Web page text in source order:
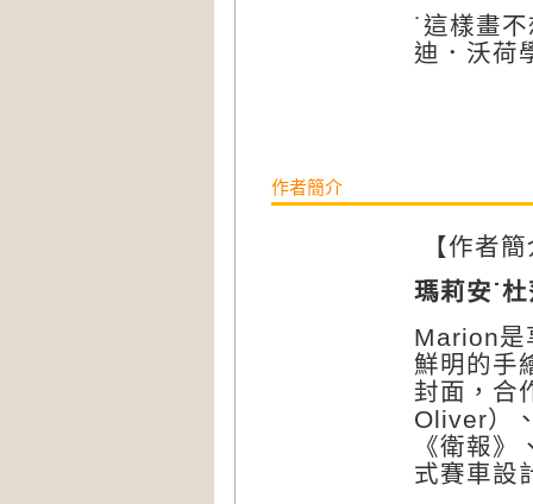
˙這樣畫
迪．沃荷
作者簡介
【作者
瑪莉安˙
Marion是
鮮明的手
封面，合
Oliver）
《衛報
式賽車設